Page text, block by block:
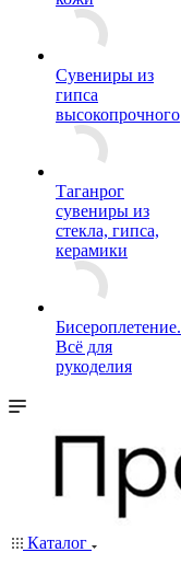
Сувениры из
гипса
высокопрочного
Таганрог
сувениры из
стекла, гипса,
керамики
Бисероплетение.
Всё для
рукоделия
Каталог